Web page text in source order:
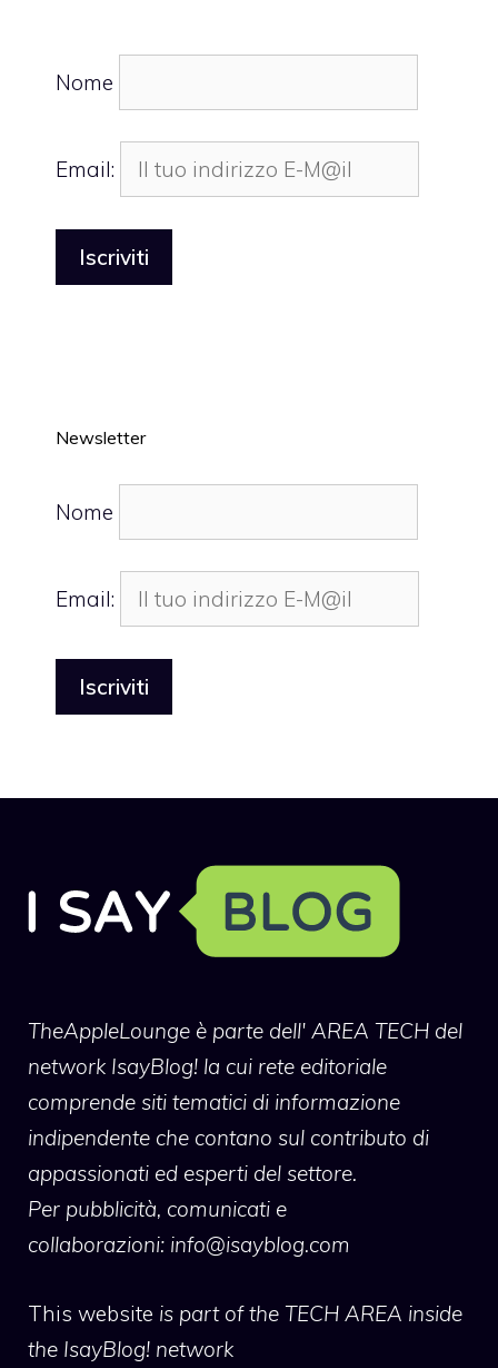
Nome
Email:
Newsletter
Nome
Email:
TheAppleLounge è parte dell' AREA TECH del
network IsayBlog! la cui rete editoriale
comprende siti tematici di informazione
indipendente che contano sul contributo di
appassionati ed esperti del settore.
Per pubblicità, comunicati e
collaborazioni: info@isayblog.com
This website is part of the TECH AREA inside
the IsayBlog! network